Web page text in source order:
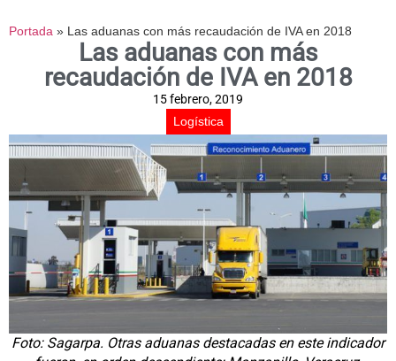
Portada » Las aduanas con más recaudación de IVA en 2018
Las aduanas con más
recaudación de IVA en 2018
15 febrero, 2019
Logística
Foto: Sagarpa. Otras aduanas destacadas en este indicador